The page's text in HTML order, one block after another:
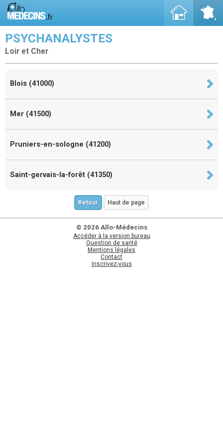
PSYCHANALYSTES
Loir et Cher
Blois (41000)
Mer (41500)
Pruniers-en-sologne (41200)
Saint-gervais-la-forêt (41350)
Retour Haut de page
© 2026 Allo-Médecins
Accéder à la version bureau
Question de santé
Mentions légales
Contact
Inscrivez-vous